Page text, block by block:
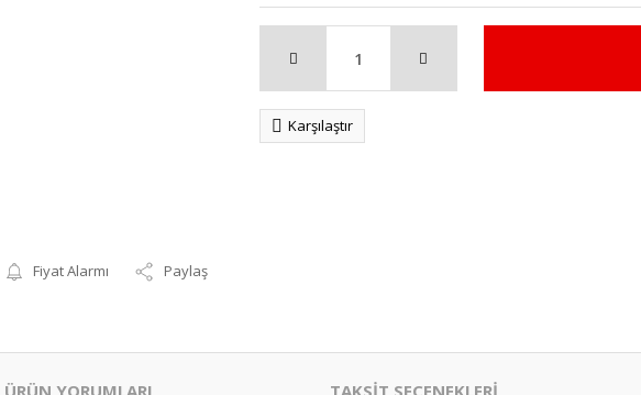
Fiyat Alarmı Paylaş
Karşılaştır
ÜRÜN YORUMLARI TAKSİT SEÇENEKLERİ